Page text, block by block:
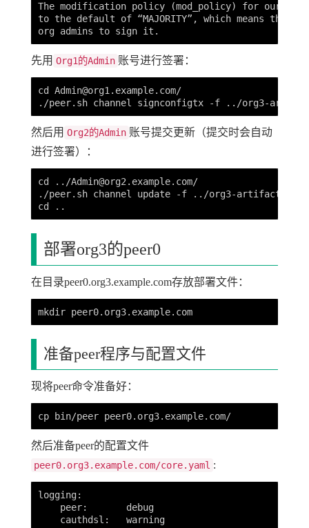
The modification policy (mod_policy) for our
to the default of “MAJORITY”, which means
先用 Org1的Admin 账号进行签署：
cd Admin@org1.example.com/
然后用 Org2的Admin 账号提交更新（提交时会自动
进行签署）：
cd ../Admin@org2.example.com/
./peer.sh channel update -f ../org3-artifacts/
部署org3的peer0
在目录peer0.org3.example.com存放部署文件：
准备peer程序与配置文件
现将peer命令准备好：
然后准备peer的配置文件
peer0.org3.example.com/core.yaml :
logging:
    peer:       debug
    cauthdsl:   warning